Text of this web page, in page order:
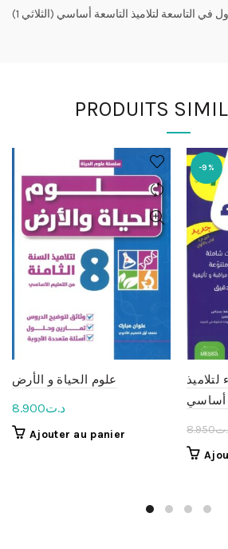
في التاسعة لتلاميذ التاسعة أساسي (الثلاثي 1)
PRODUITS
علوم الحياة و الأرض
د.ت8.900
Ajouter au panier
-9%
8.950